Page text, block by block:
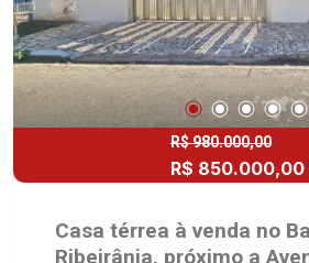
R$ 980.000,00
R$ 850.000,00
Casa térrea à venda no
Ribeirânia, próximo a